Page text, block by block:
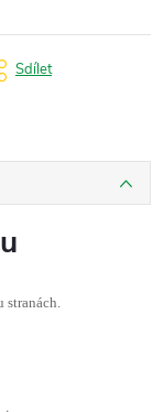
Sdílet
stranách.